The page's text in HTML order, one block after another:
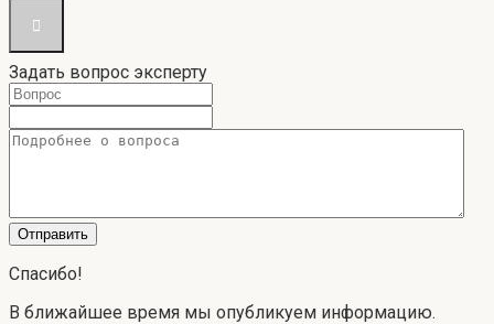
Задать вопрос эксперту
Спасибо!
В ближайшее время мы опубликуем информацию.